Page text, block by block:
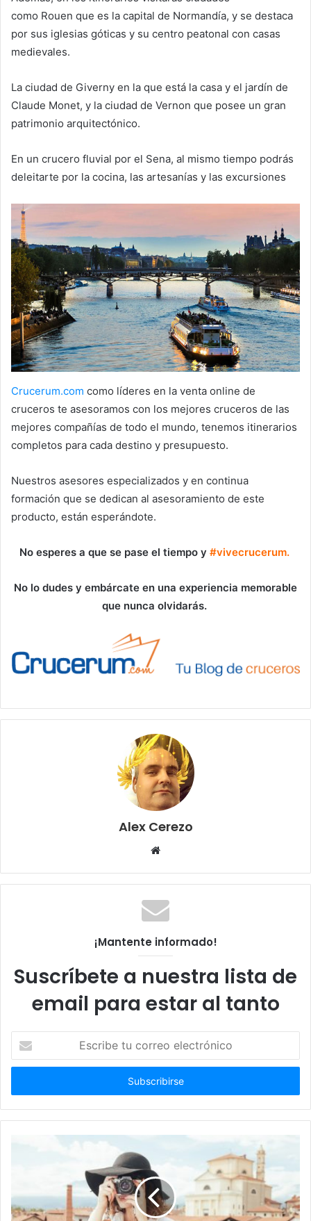
como Rouen que es la capital de Normandía, y se destaca
por sus iglesias góticas y su centro peatonal con casas
medievales.
La ciudad de Giverny en la que está la casa y el jardín de
Claude Monet, y la ciudad de Vernon que posee un gran
patrimonio arquitectónico.
En un crucero fluvial por el Sena, al mismo tiempo podrás
deleitarte por la cocina, las artesanías y las excursiones
Crucerum.com como líderes en la venta online de
cruceros te asesoramos con los mejores cruceros de las
mejores compañías de todo el mundo, tenemos itinerarios
completos para cada destino y presupuesto.
Nuestros asesores especializados y en continua
formación que se dedican al asesoramiento de este
producto, están esperándote.
No esperes a que se pase el tiempo y #vivecrucerum.
No lo dudes y embárcate en una experiencia memorable
que nunca olvidarás.
Alex Cerezo
Sitio
¡Mantente informado!
Suscríbete a nuestra lista de
email para estar al tanto
correo